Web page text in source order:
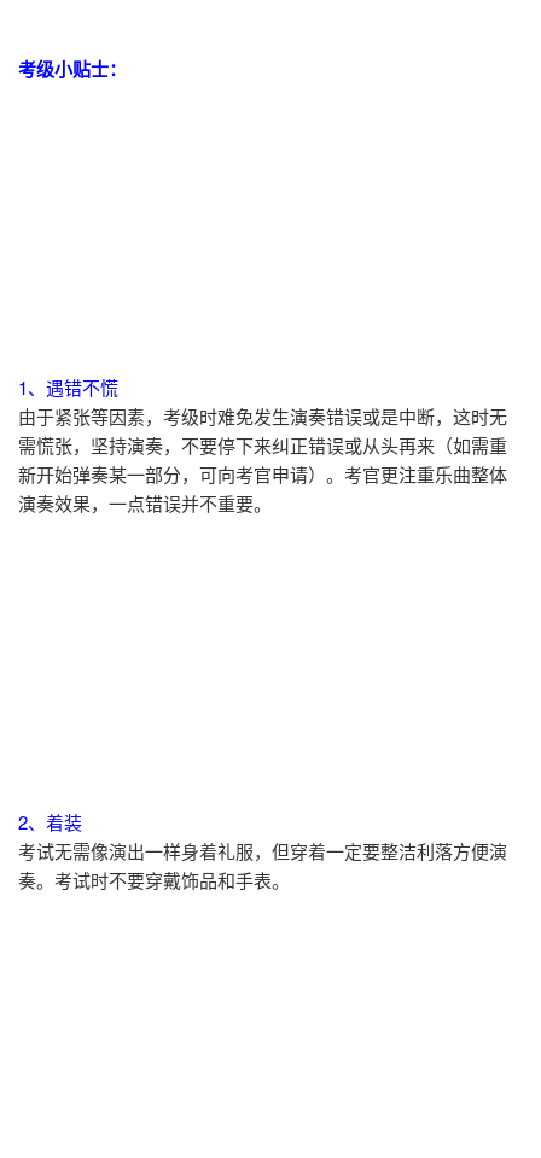
考级小贴士：
1、遇错不慌
由于紧张等因素，考级时难免发生演奏错误或是中断，这时无
需慌张，坚持演奏，不要停下来纠正错误或从头再来（如需重
新开始弹奏某一部分，可向考官申请）。考官更注重乐曲整体
演奏效果，一点错误并不重要。
2、着装
考试无需像演出一样身着礼服，但穿着一定要整洁利落方便演
奏。考试时不要穿戴饰品和手表。